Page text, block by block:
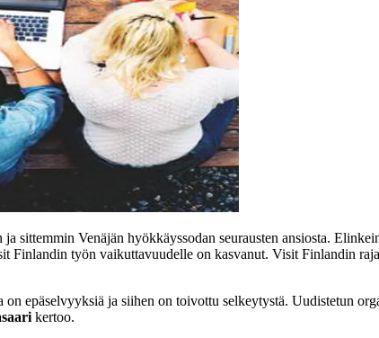
sittemmin Venäjän hyökkäyssodan seurausten ansiosta.
Finlandin työn vaikuttavuudelle on kasvanut. Visit Finlandin
epäselvyyksiä ja siihen on toivottu selkeytystä. Uudistetun
kertoo.